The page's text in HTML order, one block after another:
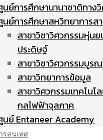
นย์การศึกษานานาชาติทาง
นย์การศึกษาสหวิทยาการส
สาขาวิชาวิศวกรรมหุ่
ประดิษฐ์
สาขาวิชาวิศวกรรมบูร
สาขาวิทยาการข้อมูล
สาขาวิศวกรรมเทคโนโ
กลไฟฟ้าจุลภาค
นย์ Entaneer Academy
รสนเทศ